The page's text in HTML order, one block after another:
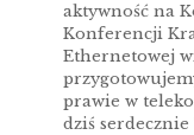
aktywność na
Konferencji
Ethernetowej
prawie w
dziś